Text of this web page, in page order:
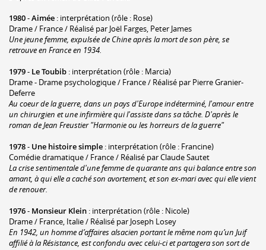
1980-Aimée : interprétation (rôle : Rose)
Drame / France / Réalisé par Joël Farges, Peter James
Une jeune femme, expulsée de Chine après la mort de son père, se
retrouve en France en 1934.
1979- Le Toubib : interprétation (rôle : Marcia)
Drame - Drame psychologique / France / Réalisé par Pierre Granier-
Deferre
Au coeur de la guerre, dans un pays d'Europe indéterminé, l'amour entre
un chirurgien et une infirmière qui l'assiste dans sa tâche. D'après le
roman de Jean Freustier "Harmonie ou les horreurs de la guerre"
1978- Une histoire simple : interprétation (rôle : Francine)
Comédie dramatique / France / Réalisé par Claude Sautet
La crise sentimentale d'une femme de quarante ans qui balance entre son
amant, à qui elle a caché son avortement, et son ex-mari avec qui elle vient
de renouer.
1976- Monsieur Klein : interprétation (rôle : Nicole)
Drame / France, Italie / Réalisé par Joseph Losey
En 1942, un homme d’affaires alsacien portant le même nom qu’un Juif
affilié à la Résistance, est confondu avec celui-ci et partagera son sort de